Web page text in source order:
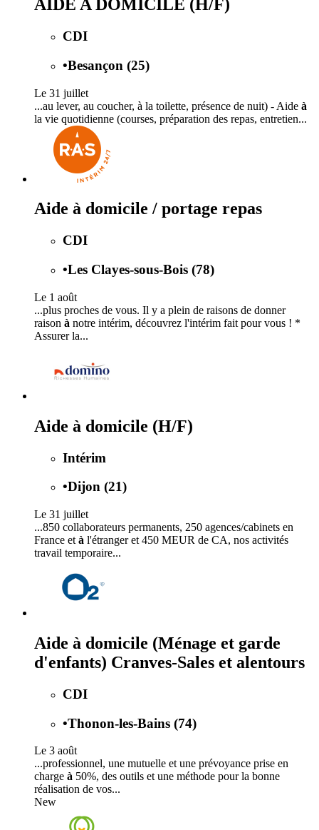
AIDE A DOMICILE (H/F)
CDI
•Besançon (25)
Le 31 juillet
...au lever, au coucher, à la toilette, présence de nuit) - Aide à
la vie quotidienne (courses, préparation des repas, entretien...
Aide à domicile / portage repas
CDI
•Les Clayes-sous-Bois (78)
Le 1 août
...plus proches de vous. Il y a plein de raisons de donner
raison à notre intérim, découvrez l'intérim fait pour vous ! *
Assurer la...
Aide à domicile (H/F)
Intérim
•Dijon (21)
Le 31 juillet
...850 collaborateurs permanents, 250 agences/cabinets en
France et à l'étranger et 450 MEUR de CA, nos activités
travail temporaire...
Aide à domicile (Ménage et garde
d'enfants) Cranves-Sales et alentours
CDI
•Thonon-les-Bains (74)
Le 3 août
...professionnel, une mutuelle et une prévoyance prise en
charge à 50%, des outils et une méthode pour la bonne
réalisation de vos...
New